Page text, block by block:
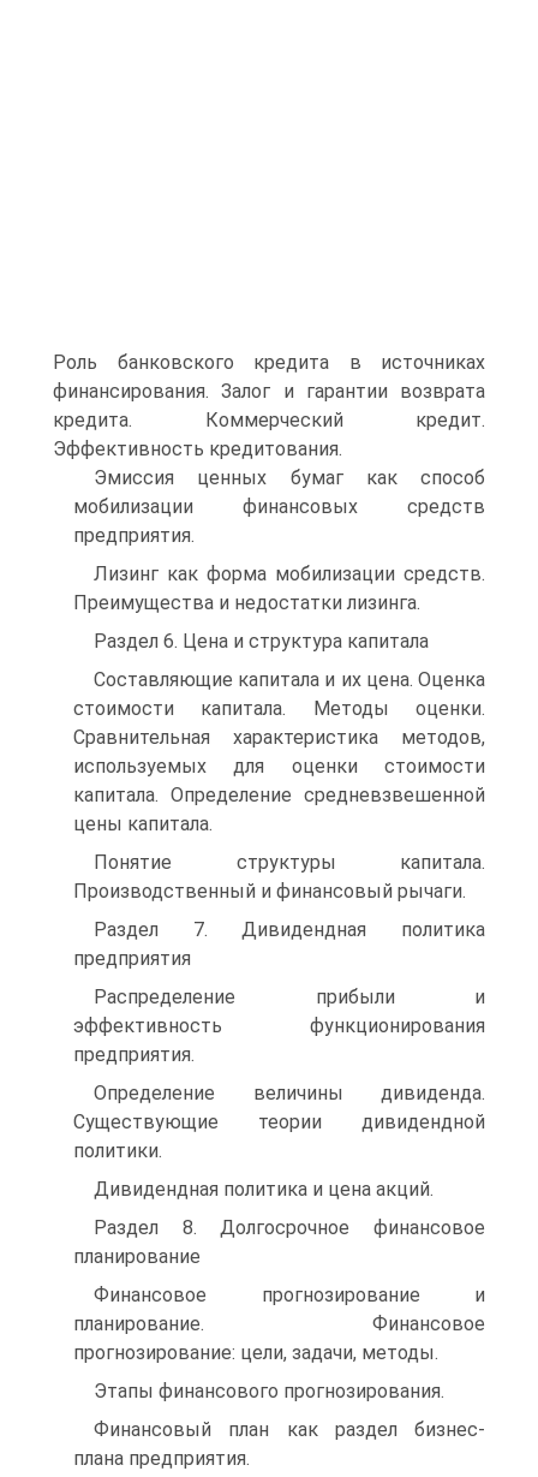
Роль банковского кредита в источниках
финансирования. Залог и гарантии возврата
кредита. Коммерческий кредит.
Эффективность кредитования.
Эмиссия ценных бумаг как способ
мобилизации финансовых средств
предприятия.
Лизинг как форма мобилизации средств.
Преимущества и недостатки лизинга.
Раздел 6. Цена и структура капитала
Составляющие капитала и их цена. Оценка
стоимости капитала. Методы оценки.
Сравнительная характеристика методов,
используемых для оценки стоимости
капитала. Определение средневзвешенной
цены капитала.
Понятие структуры капитала.
Производственный и финансовый рычаги.
Раздел 7. Дивидендная политика
предприятия
Распределение прибыли и
эффективность функционирования
предприятия.
Определение величины дивиденда.
Существующие теории дивидендной
политики.
Дивидендная политика и цена акций.
Раздел 8. Долгосрочное финансовое
планирование
Финансовое прогнозирование и
планирование. Финансовое
прогнозирование: цели, задачи, методы.
Этапы финансового прогнозирования.
Финансовый план как раздел бизнес-
плана предприятия.